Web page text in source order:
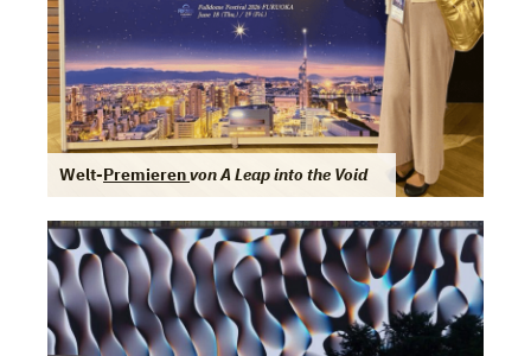
Welt-Premierenvon A Leap into the Void